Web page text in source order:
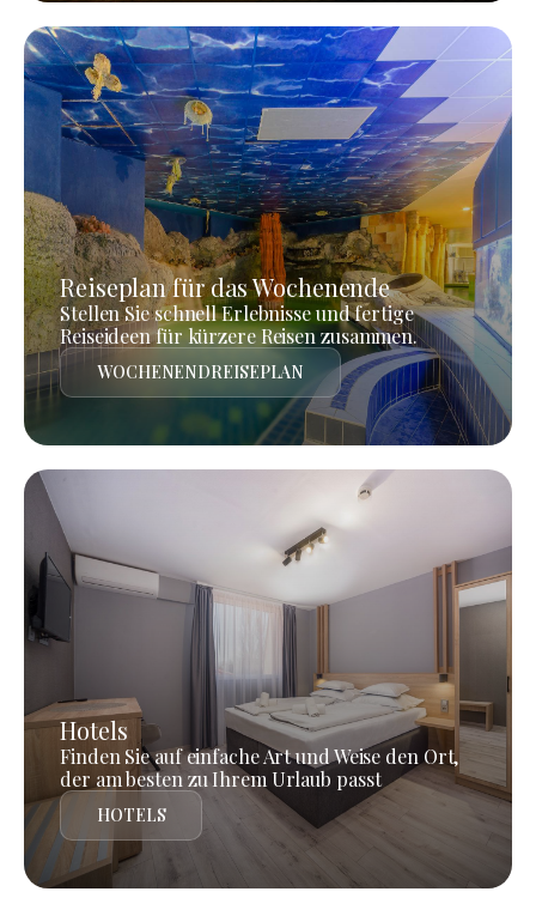
Reiseplan für das Wochenende
Stellen Sie schnell Erlebnisse und fertige
Reiseideen für kürzere Reisen zusammen.
WOCHENENDREISEPLAN
Hotels
Finden Sie auf einfache Art und Weise den Ort,
der am besten zu Ihrem Urlaub passt
HOTELS